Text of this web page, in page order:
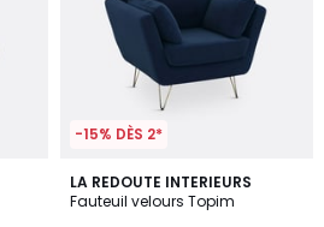
-15% DÈS 2*
LA REDOUTE INTERIEURS
Fauteuil velours Topim
4
/
6
Couleurs